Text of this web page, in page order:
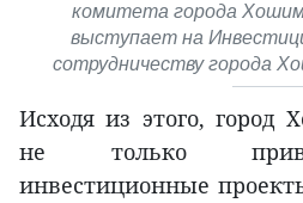
комитета города
выступает на
сотрудничеству города
Исходя из этого, город
не только
инвестиционные